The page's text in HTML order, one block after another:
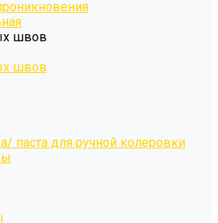
швов
швов
паста для ручной колеровки